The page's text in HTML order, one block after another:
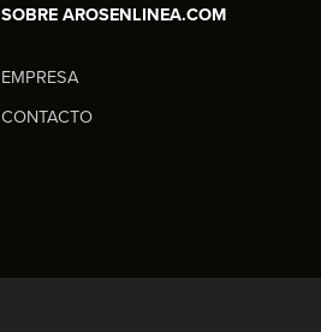
SOBRE AROSENLINEA.COM
EMPRESA
CONTACTO